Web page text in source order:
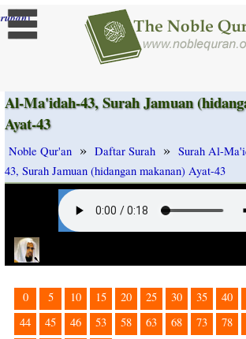
]
Al-Ma'idah-43, Surah Jamuan
Ayat-43
Noble Qur'an » Daftar Surah » Surah Al-
43, Surah Jamuan (hidangan makanan) Ayat-43
0 5 10 15 20 25 30 35 40
44 45 46 53 58 63 68 73 78